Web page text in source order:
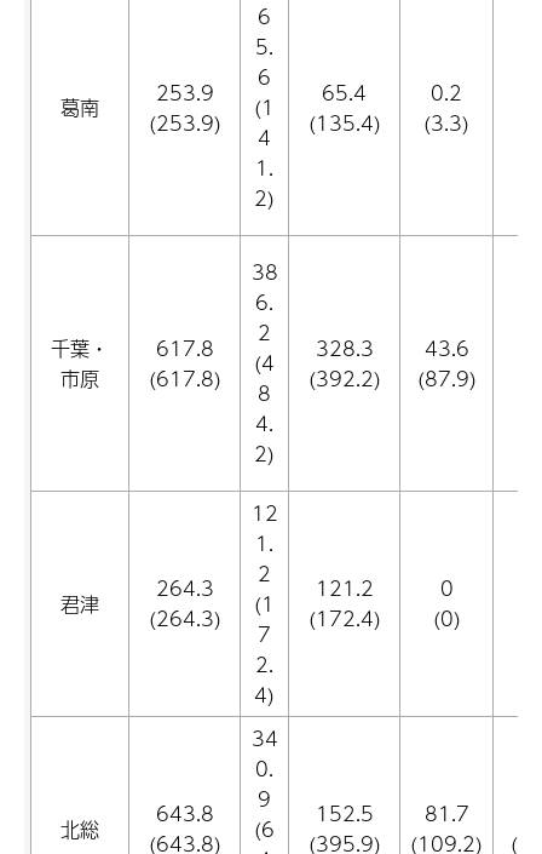
葛南
253.9
(253.9)
6
5.
6
(1
4
1.
2)
65.4
(135.4)
0.2
(3.3)
千葉・
市原
617.8
(617.8)
38
6.
2
(4
8
4.
2)
328.3
(392.2)
43.6
(87.9)
君津
264.3
(264.3)
12
1.
2
(1
7
2.
4)
121.2
(172.4)
0
(0)
北総
643.8
(643.8)
34
0.
9
(6
152.5
(395.9)
81.7
(109.2)